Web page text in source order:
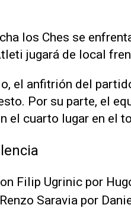
los Ches se
jugará de local
el anfitrión del
Por su parte, el
el cuarto lugar en el
Filip Ugrinic por
Saravia por